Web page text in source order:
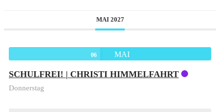
MAI 2027
06 MAI
SCHULFREI! | CHRISTI HIMMELFAHRT
Donnerstag